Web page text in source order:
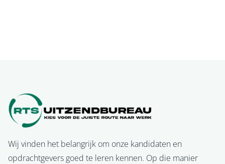
Wij vinden het belangrijk om onze kandidaten en
opdrachtgevers goed te leren kennen. Op die manier